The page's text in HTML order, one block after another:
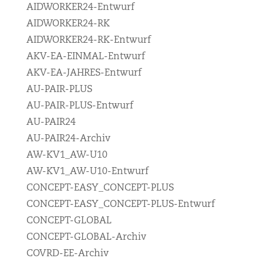
AIDWORKER24-Entwurf
AIDWORKER24-RK
AIDWORKER24-RK-Entwurf
AKV-EA-EINMAL-Entwurf
AKV-EA-JAHRES-Entwurf
AU-PAIR-PLUS
AU-PAIR-PLUS-Entwurf
AU-PAIR24
AU-PAIR24-Archiv
AW-KV1_AW-U10
AW-KV1_AW-U10-Entwurf
CONCEPT-EASY_CONCEPT-PLUS
CONCEPT-EASY_CONCEPT-PLUS-Entwurf
CONCEPT-GLOBAL
CONCEPT-GLOBAL-Archiv
COVRD-EE-Archiv